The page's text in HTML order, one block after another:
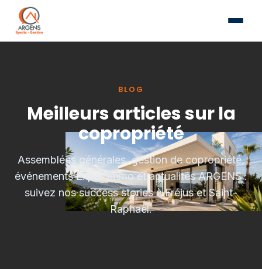
BLOG
Meilleurs articles sur la
copropriété
Assemblées générales, gestion de copropriété,
événements Exper'Immo et actualités ARGENS :
suivez nos success stories à Fréjus et Saint-
Raphaël.